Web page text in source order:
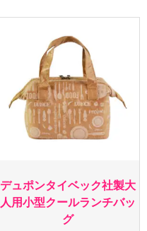
デュポンタイベック社製大
人用小型クールランチバッ
グ